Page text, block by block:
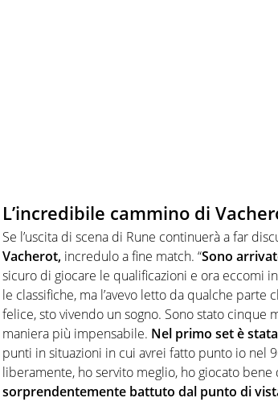
L’incredibile cammino di
Se l’uscita di scena di Rune continuerà a far
Vacherot, incredulo a fine match. “Sono
sicuro di giocare le qualificazioni e ora eccomi
le classifiche, ma l’avevo letto da qualche parte
felice, sto vivendo un sogno. Sono stato cinque
maniera più impensabile. Nel primo set è
punti in situazioni in cui avrei fatto punto io nel
liberamente, ho servito meglio, ho giocato
sorprendentemente battuto dal punto di